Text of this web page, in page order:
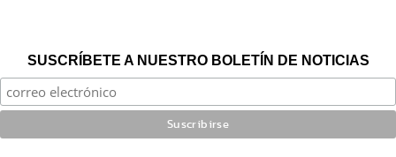
SUSCRÍBETE A NUESTRO BOLETÍN DE NOTICIAS